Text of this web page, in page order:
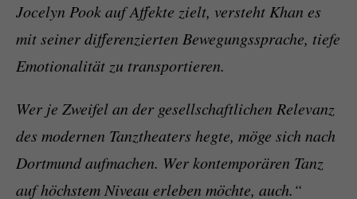
Jocelyn Pook auf Affekte zielt, versteht Khan es
mit seiner differenzierten Bewegungssprache, tiefe
Emotionalität zu transportieren.
Wer je Zweifel an der gesellschaftlichen Relevanz
des modernen Tanztheaters hegte, möge sich nach
Dortmund aufmachen. Wer kontemporären Tanz
auf höchstem Niveau erleben möchte, auch.“